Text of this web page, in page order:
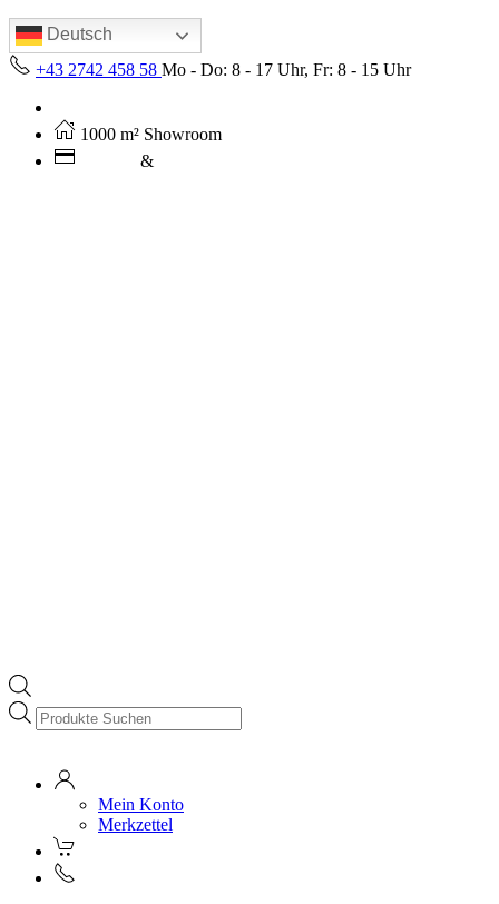
Deutsch
+43 2742 458 58 Mo - Do: 8 - 17 Uhr, Fr: 8 - 15 Uhr
1000 m² Showroom
&
Products
search
Mein Konto
Merkzettel